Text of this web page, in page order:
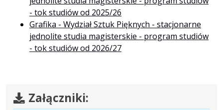
- tok studiów od 2025/26
Grafika - Wydział Sztuk Pięknych - stacjonarne
jednolite studia magisterskie - program studiów
- tok studiów od 2026/27
Załączniki: